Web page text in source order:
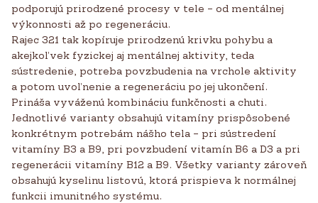
podporujú prirodzené procesy v tele – od mentálnej
výkonnosti až po regeneráciu.
Rajec 321 tak kopíruje prirodzenú krivku pohybu a
akejkoľvek fyzickej aj mentálnej aktivity, teda
sústredenie, potreba povzbudenia na vrchole aktivity
a potom uvoľnenie a regeneráciu po jej ukončení.
Prináša vyváženú kombináciu funkčnosti a chuti.
Jednotlivé varianty obsahujú vitamíny prispôsobené
konkrétnym potrebám nášho tela – pri sústredení
vitamíny B3 a B9, pri povzbudení vitamín B6 a D3 a pri
regenerácii vitamíny B12 a B9. Všetky varianty zároveň
obsahujú kyselinu listovú, ktorá prispieva k normálnej
funkcii imunitného systému.